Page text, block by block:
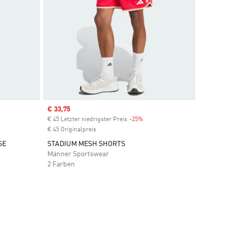
Sale price
€ 33,75
€ 45 Letzter niedrigster Preis -25%Discount
€ 45 Originalpreis
STADIUM MESH SHORTS
Männer Sportswear
2 Farben